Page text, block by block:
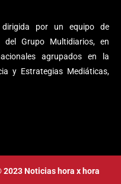
por un equipo de
del Grupo Multidiarios, en
agrupados en la
y Estrategias Mediáticas,
Noticias hora x hora